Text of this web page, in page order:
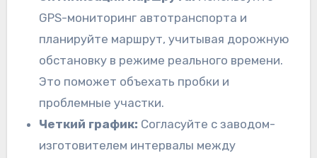
GPS-мониторинг автотранспорта и
планируйте маршрут, учитывая дорожную
обстановку в режиме реального времени.
Это поможет объехать пробки и
проблемные участки.
Четкий график: Согласуйте с заводом-
изготовителем интервалы между